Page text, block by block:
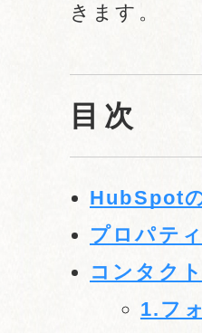
きます。
目次
HubSpot
プロパテ
コンタク
1.フ